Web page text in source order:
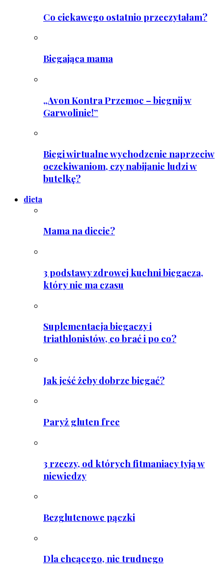
Co ciekawego ostatnio przeczytałam?
Biegająca mama
„Avon Kontra Przemoc – biegnij w
Garwolinie!”
Biegi wirtualne wychodzenie naprzeciw
oczekiwaniom, czy nabijanie ludzi w
butelkę?
dieta
Mama na diecie?
3 podstawy zdrowej kuchni biegacza,
który nie ma czasu
Suplementacja biegaczy i
triathlonistów, co brać i po co?
Jak jeść żeby dobrze biegać?
Paryż gluten free
3 rzeczy, od których fitmaniacy tyją w
niewiedzy
Bezglutenowe pączki
Dla chcącego, nic trudnego